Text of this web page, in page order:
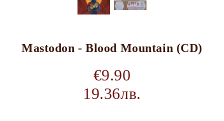
Mastodon - Blood Mountain (CD)
€9.90
19.36лв.